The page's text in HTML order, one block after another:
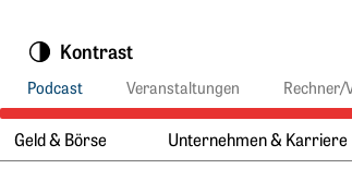
Kontrast
Podcast Veranstaltungen Rechner/
Hauptmenü:
Geld & Börse Unternehmen & Karriere